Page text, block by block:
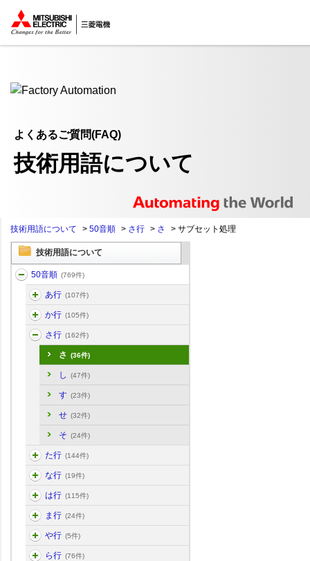
ここから本文
よくあるご質問(FAQ)
技術用語について
技術用語について > 50音順 > さ行 > さ > サブセット処理
技術用語について
50音順 (769件)
あ行 (107件)
か行 (105件)
さ行 (162件)
さ (36件)
し (47件)
す (23件)
せ (32件)
そ (24件)
た行 (144件)
な行 (19件)
は行 (115件)
ま行 (24件)
や行 (5件)
ら行 (76件)